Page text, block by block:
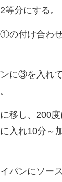
等分にする。
の付け合わ
に③を入れ
移し、200度
入れ10分～
パンにソー